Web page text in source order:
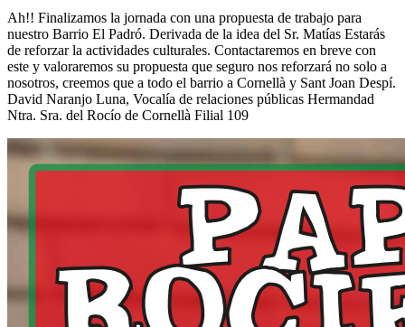
Ah!! Finalizamos la jornada con una propuesta de trabajo para
nuestro Barrio El Padró. Derivada de la idea del Sr. Matías Estarás
de reforzar la actividades culturales. Contactaremos en breve con
este y valoraremos su propuesta que seguro nos reforzará no solo a
nosotros, creemos que a todo el barrio a Cornellà y Sant Joan Despí.
David Naranjo Luna, Vocalía de relaciones públicas Hermandad
Ntra. Sra. del Rocío de Cornellà Filial 109